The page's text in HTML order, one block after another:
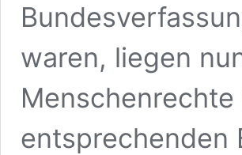
waren, liegen
Menschenrechte
entsprechenden